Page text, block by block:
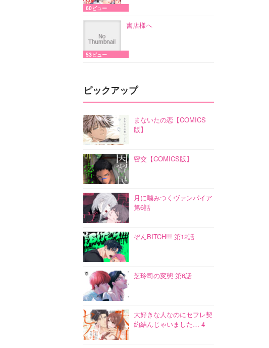
60ビュー
書店様へ
53ビュー
ピックアップ
まないたの恋【COMICS
版】
密交【COMICS版】
月に噛みつくヴァンパイア
第6話
ぞんBITCH!!! 第12話
芝玲司の変態 第6話
大好きな人なのにセフレ契
約結んじゃいました… 4